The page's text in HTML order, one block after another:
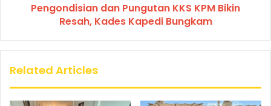
Pengondisian dan Pungutan KKS KPM Bikin
Resah, Kades Kapedi Bungkam
Related Articles